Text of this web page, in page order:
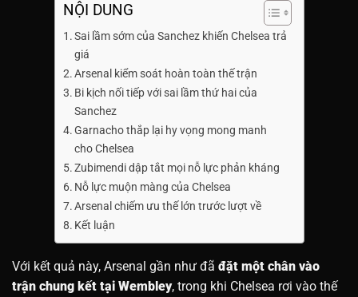
NỘI DUNG
Sai lầm sớm của Sanchez khiến Chelsea trả
giá
Arsenal kiểm soát hoàn toàn thế trận
Bi kịch nối tiếp với sai lầm thứ hai của
Sanchez
Garnacho thắp lại hy vọng mong manh
cho Chelsea
Zubimendi dập tắt mọi nỗ lực phản kháng
Nỗ lực muộn màng của Chelsea
Arsenal chiếm ưu thế lớn trước lượt về
Kết luận
Với kết quả này, Arsenal gần như đã đặt một chân vào
trận chung kết tại Wembley, trong khi Chelsea rơi vào thế